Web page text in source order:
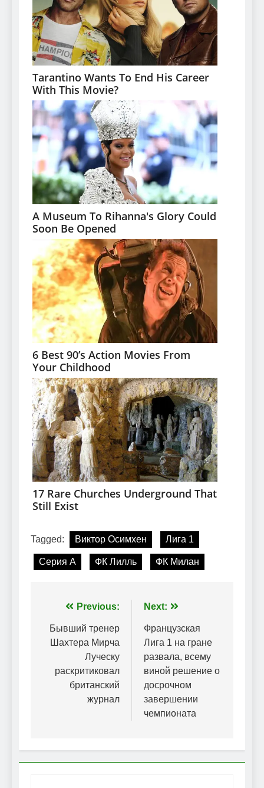
Tagged: Виктор Осимхен Лига 1
Серия А ФК Лилль ФК Милан
Навігація
записів
Previous:
Бывший тренер
Шахтера Мирча
Луческу
раскритиковал
британский
журнал
Next:
Французская
Лига 1 на гране
развала, всему
виной решение о
досрочном
завершении
чемпионата